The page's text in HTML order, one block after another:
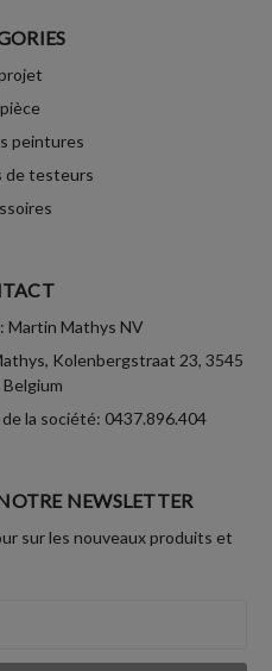
peintures
de testeurs
Martin Mathys NV
Kolenbergstraat 23, 3545
Belgium
la société: 0437.896.404
NEWSLETTER
sur les nouveaux produits et